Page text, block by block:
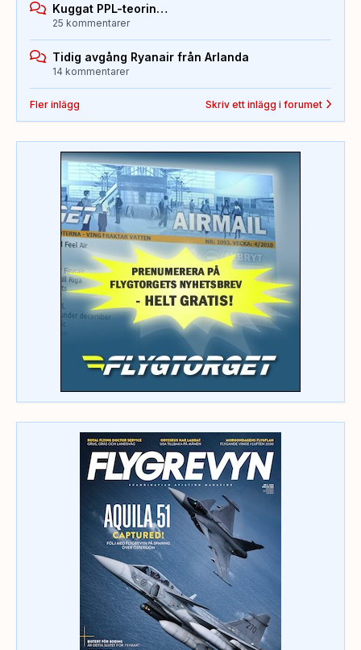
Kuggat PPL-teorin…
25 kommentarer
Tidig avgång Ryanair från Arlanda
14 kommentarer
Fler inlägg Skriv ett inlägg i forumet